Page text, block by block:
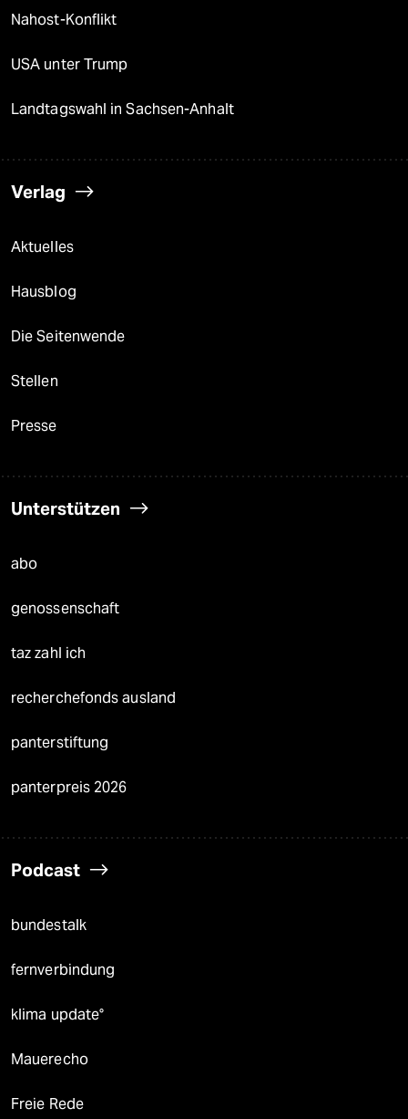
Nahost-Konflikt
USA unter Trump
Landtagswahl in Sachsen-Anhalt
Verlag
Aktuelles
Hausblog
Die Seitenwende
Stellen
Presse
Unterstützen
abo
genossenschaft
taz zahl ich
recherchefonds ausland
panterstiftung
panterpreis 2026
Podcast
bundestalk
fernverbindung
klima update°
Mauerecho
Freie Rede